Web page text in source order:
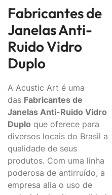
Fabricantes de
Janelas Anti-
Ruido Vidro
Duplo
A Acustic Art é uma
das Fabricantes de
Janelas Anti-Ruido Vidro
Duplo que oferece para
diversos locais do Brasil a
qualidade de seus
produtos. Com uma linha
poderosa de antirruído, a
empresa alia o uso de